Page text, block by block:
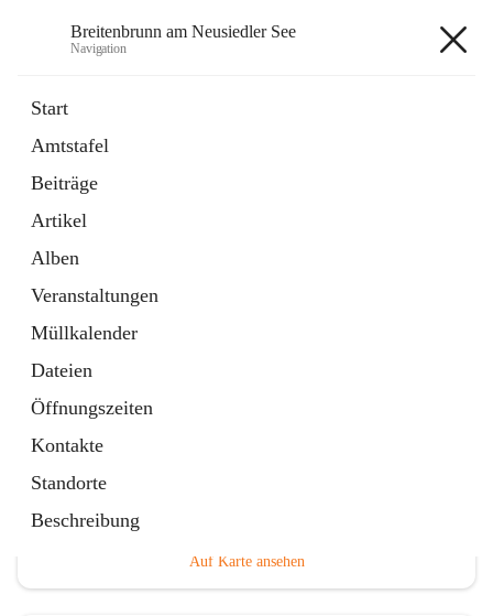
Breitenbrunn am Neusiedler See
Navigation
Start
Amtstafel
Beiträge
Artikel
Alben
Veranstaltungen
Müllkalender
Dateien
Öffnungszeiten
Kontakte
Standorte
Beschreibung
18 Schnellzugriffe
Gemeindeservice
Auf Karte ansehen